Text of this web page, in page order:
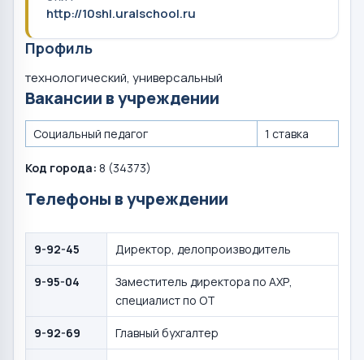
http://10shl.uralschool.ru
Профиль
технологический, универсальный
Вакансии в учреждении
Социальный педагог 1 ставка
Код города: 8 (34373)
Телефоны в учреждении
9-92-45 Директор, делопроизводитель
9-95-04
Заместитель директора по АХР,
специалист по ОТ
9-92-69 Главный бухгалтер